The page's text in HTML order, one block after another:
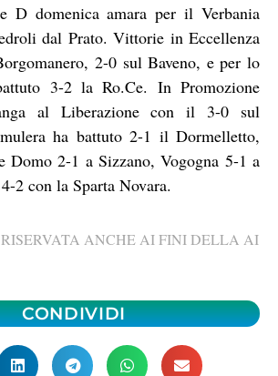
D domenica amara per il Verbania
dal Prato. Vittorie in Eccellenza
2-0 sul Baveno, e per lo
3-2 la Ro.Ce. In Promozione
al Liberazione con il 3-0 sul
ha battuto 2-1 il Dormelletto,
Domo 2-1 a Sizzano, Vogogna 5-1 a
2 con la Sparta Novara.
ANCHE AI FINI DELLA AI
CONDIVIDI